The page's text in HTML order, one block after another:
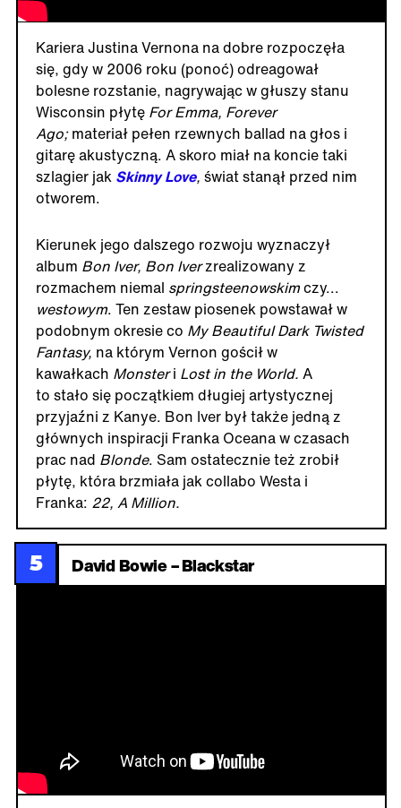
Kariera Justina Vernona na dobre rozpoczęła
się, gdy w 2006 roku (ponoć) odreagował
bolesne rozstanie, nagrywając w głuszy stanu
Wisconsin płytę For Emma, Forever
Ago;materiał pełen rzewnych ballad na głos i
gitarę akustyczną. A skoro miał na koncie taki
szlagier jak Skinny Love, świat stanął przed nim
otworem.
Kierunek jego dalszego rozwoju wyznaczył
album Bon Iver, Bon Iverzrealizowany z
rozmachem niemal springsteenowskimczy...
westowym. Ten zestaw piosenek powstawał w
podobnym okresie co My Beautiful Dark Twisted
Fantasy, na którym Vernon gościł w
kawałkach Monsteri Lost in the World. A
to stało się początkiem długiej artystycznej
przyjaźni z Kanye. Bon Iver był także jedną z
głównych inspiracji Franka Oceana w czasach
prac nad Blonde. Sam ostatecznie też zrobił
płytę, która brzmiała jak collabo Westa i
Franka: 22, A Million.
5 David Bowie – Blackstar